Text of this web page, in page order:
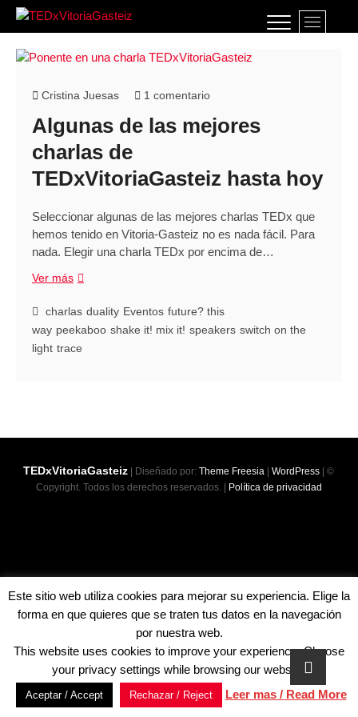
Saltar
TEDxVitoriaGasteiz
TEDXVITORIAGASTEIZ, IDEAS QUE LO
B
e
ú
Cristina Juesas 1 comentario
Algunas de las mejores
charlas de
TEDxVitoriaGasteiz hasta hoy
Seleccionar algunas de las mejores charlas TEDx que
hemos tenido en Vitoria-Gasteiz no es nada fácil. Para
nada. Elegir una charla TEDx por encima de…
Ver másAlgunas
las
mejores
charlas
charlas duality Eventos future? this
way peekaboo shake it! mix it! speakers switch on the
light trace
TEDxVitoriaGasteiz | Diseñado por:Theme Freesia |WordPress | ©
Copyright. Todos los derechos reservados. |
Política de privacidad
Este sitio web utiliza cookies para mejorar su experiencia. Elige la
forma en que quieres que se traten tus datos en la navegación
por nuestra web.
This website uses cookies to improve your experience. Choose
your privacy settings while browsing our website.
Aceptar / Accept Rechazar / Reject Leer mas / Read More